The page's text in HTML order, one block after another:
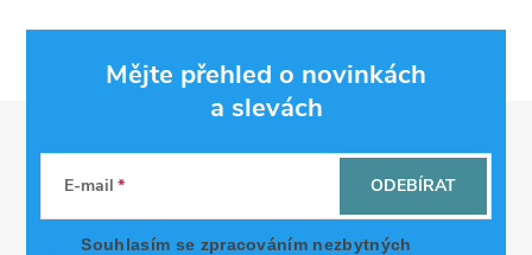
Mějte přehled o novinkách
a slevách
E-mail
Souhlasím se zpracováním nezbytných
ODEBÍRAT